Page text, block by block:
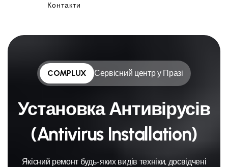
Контакти
COMPLUX Сервісний центр у Празі
Установка Антивірусів
(Antivirus Installation)
Якісний ремонт будь-яких видів техніки, досвідчені